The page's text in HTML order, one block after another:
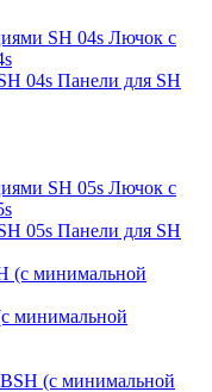
Лючок с
Панели для SH
Лючок с
Панели для SH
минимальной
(с минимальной